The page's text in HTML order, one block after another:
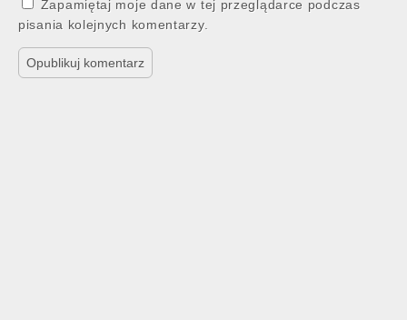
Zapamiętaj moje dane w tej przeglądarce podczas
pisania kolejnych komentarzy.